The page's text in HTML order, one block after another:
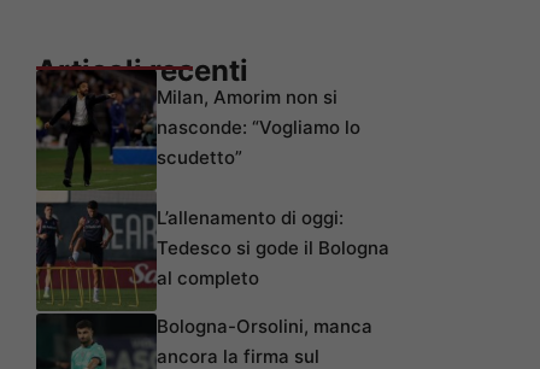
Articoli recenti
Milan, Amorim non si
nasconde: “Vogliamo lo
scudetto”
L’allenamento di oggi:
Tedesco si gode il Bologna
al completo
Bologna-Orsolini, manca
ancora la firma sul